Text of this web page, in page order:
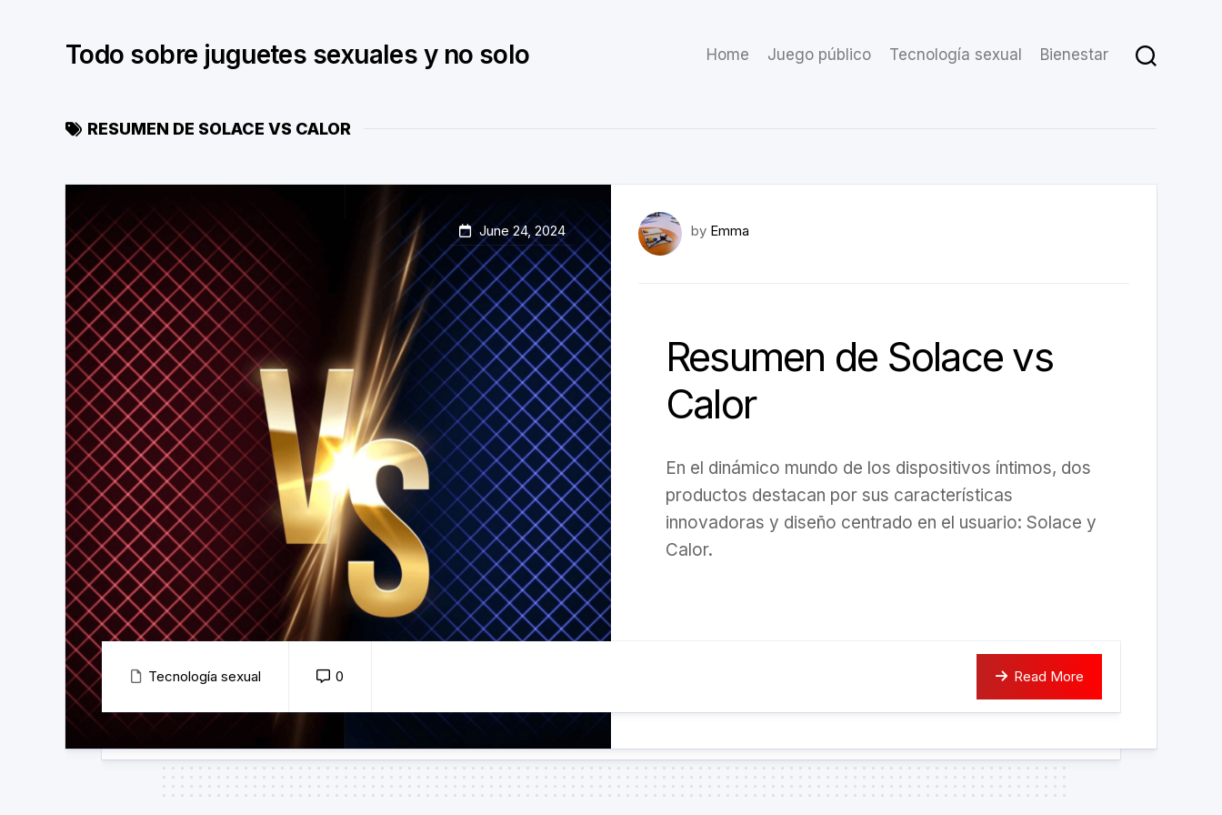
Todo sobre juguetes sexuales y no solo Home Juego público Tecnología sexual Bienestar
RESUMEN DE SOLACE VS CALOR
June 24, 2024 by Emma
Resumen de Solace vs
Calor
En el dinámico mundo de los dispositivos íntimos, dos
productos destacan por sus características
innovadoras y diseño centrado en el usuario: Solace y
Calor.
Tecnología sexual 0 Read More